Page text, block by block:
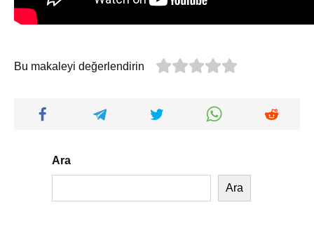
Bu makaleyi değerlendirin
Ara
Ara